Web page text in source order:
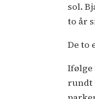
sol.
to år
De to
Ifølge
rundt